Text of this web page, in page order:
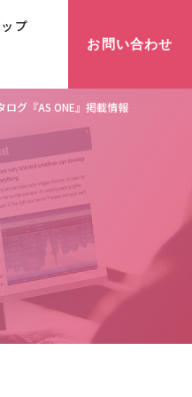
プ
お問い合わせ
ログ『AS ONE』掲載情報